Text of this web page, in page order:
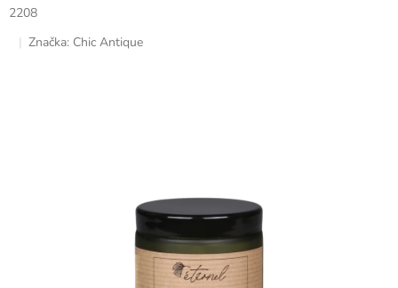
2208
Značka: Chic Antique